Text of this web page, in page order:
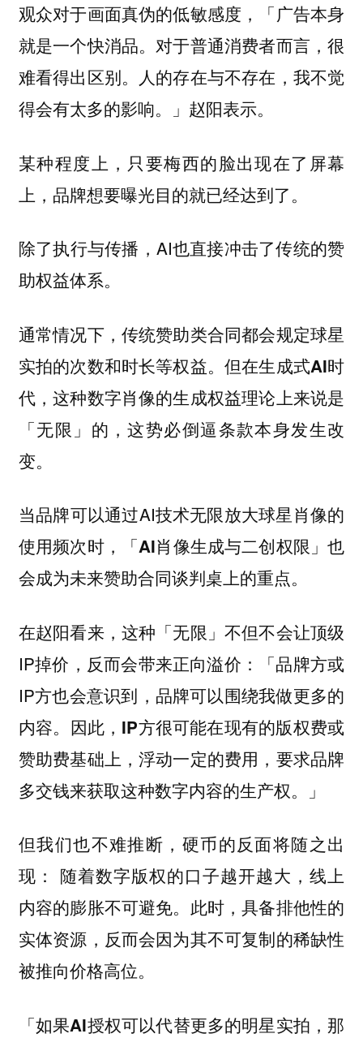
观众对于画面真伪的低敏感度，「广告本身
就是一个快消品。对于普通消费者而言，很
难看得出区别。人的存在与不存在，我不觉
得会有太多的影响。」赵阳表示。
某种程度上，只要梅西的脸出现在了屏幕
上，品牌想要曝光目的就已经达到了。
除了执行与传播，AI也直接冲击了传统的赞
助权益体系。
通常情况下，传统赞助类合同都会规定球星
实拍的次数和时长等权益。但在生成式AI时
代，这种数字肖像的生成权益理论上来说是
「无限」的，这势必倒逼条款本身发生改
变。
当品牌可以通过AI技术无限放大球星肖像的
使用频次时，
「AI肖像生成与二创权限」也
会成为未来赞助合同谈判桌上的重点。
在赵阳看来，这种「无限」不但不会让顶级
IP掉价，反而会带来正向溢价：「品牌方或
IP方也会意识到，品牌可以围绕我做更多的
内容。 因此，IP方很可能在现有的版权费或
赞助费基础上，浮动一定的费用，要求品牌
多交钱来获取这种数字内容的生产权。」
但我们也不难推断，硬币的反面将随之出
现： 随着数字版权的口子越开越大，线上
内容的膨胀不可避免。此时，具备排他性的
实体资源，反而会因为其不可复制的稀缺性
被推向价格高位。
「如果AI授权可以代替更多的明星实拍，那